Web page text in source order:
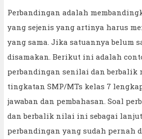
Perbandingan adalah
yang sejenis yang artinya harus
yang sama. Jika satuannya belum
disamakan. Berikut ini adalah
perbandingan senilai dan
tingkatan SMP/MTs kelas 7
jawaban dan pembahasan. Soal
dan berbalik nilai ini sebagai
perbandingan yang sudah pernah